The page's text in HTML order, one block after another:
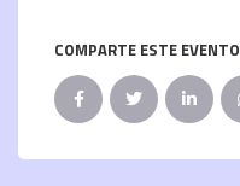
COMPARTE ESTE EVENTO